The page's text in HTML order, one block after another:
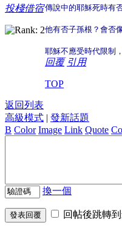
投棧借宿傳說中的耶穌死時有
他有否子孫根？會否
耶穌不應受時代限制
回覆 引用
TOP
返回列表
高級模式 | 發新話題
B Color Image Link Quote
換一個
發表回覆 回帖後跳轉